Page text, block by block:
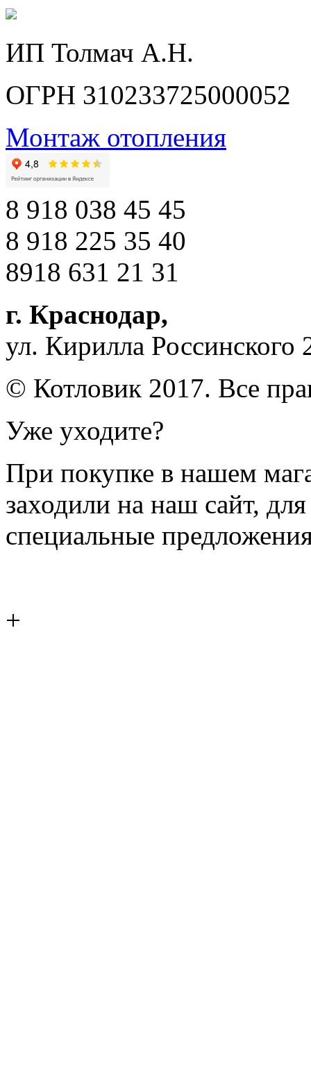
ИП Толмач А.Н.
ОГРН 310233725000052
Монтаж отопления
8 918 038 45 45
8 918 225 35 40
8918 631 21 31
г. Краснодар,
ул. Кирилла Россинского
© Котловик 2017. Все
Уже уходите?
При покупке в нашем
заходили на наш сайт,
специальные
+